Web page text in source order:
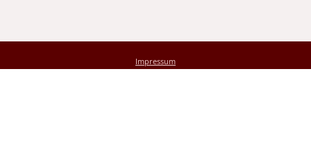
Impressum
Kontakt